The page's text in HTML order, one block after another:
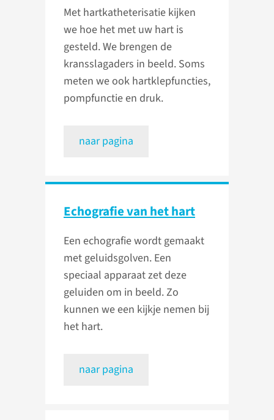
Met hartkatheterisatie kijken
we hoe het met uw hart is
gesteld. We brengen de
kransslagaders in beeld. Soms
meten we ook hartklepfuncties,
pompfunctie en druk.
naar pagina
Echografie van het hart
Een echografie wordt gemaakt
met geluidsgolven. Een
speciaal apparaat zet deze
geluiden om in beeld. Zo
kunnen we een kijkje nemen bij
het hart.
naar pagina